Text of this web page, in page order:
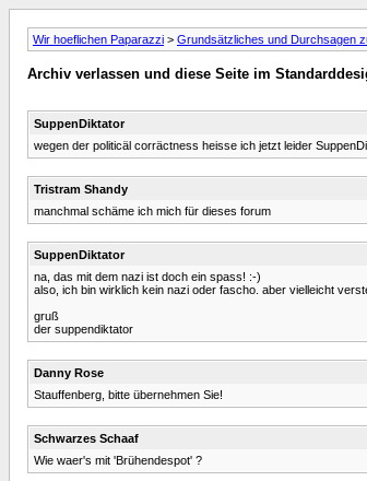
Wir hoeflichen Paparazzi > Grundsätzliches und Durchsagen
Archiv verlassen und diese Seite im
SuppenDiktator
wegen der politicäl corräctness heisse ich jetzt leider
Tristram Shandy
manchmal schäme ich mich für dieses forum
SuppenDiktator
na, das mit dem nazi ist doch ein spass! :-)
also, ich bin wirklich kein nazi oder fascho. aber vielleicht
gruß
der suppendiktator
Danny Rose
Stauffenberg, bitte übernehmen Sie!
Schwarzes Schaaf
Wie waer's mit 'Brühendespot' ?